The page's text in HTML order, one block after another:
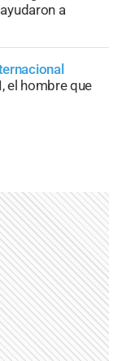
a
el hombre que